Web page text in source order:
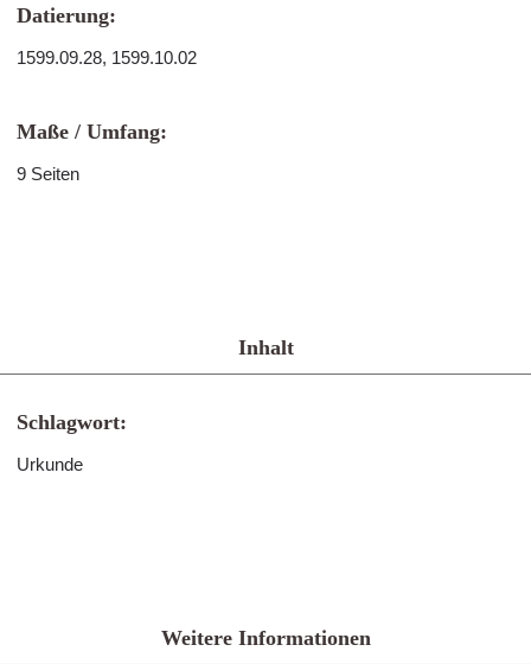
Datierung:
1599.09.28, 1599.10.02
Maße / Umfang:
9 Seiten
Inhalt
Schlagwort:
Urkunde
Weitere Informationen